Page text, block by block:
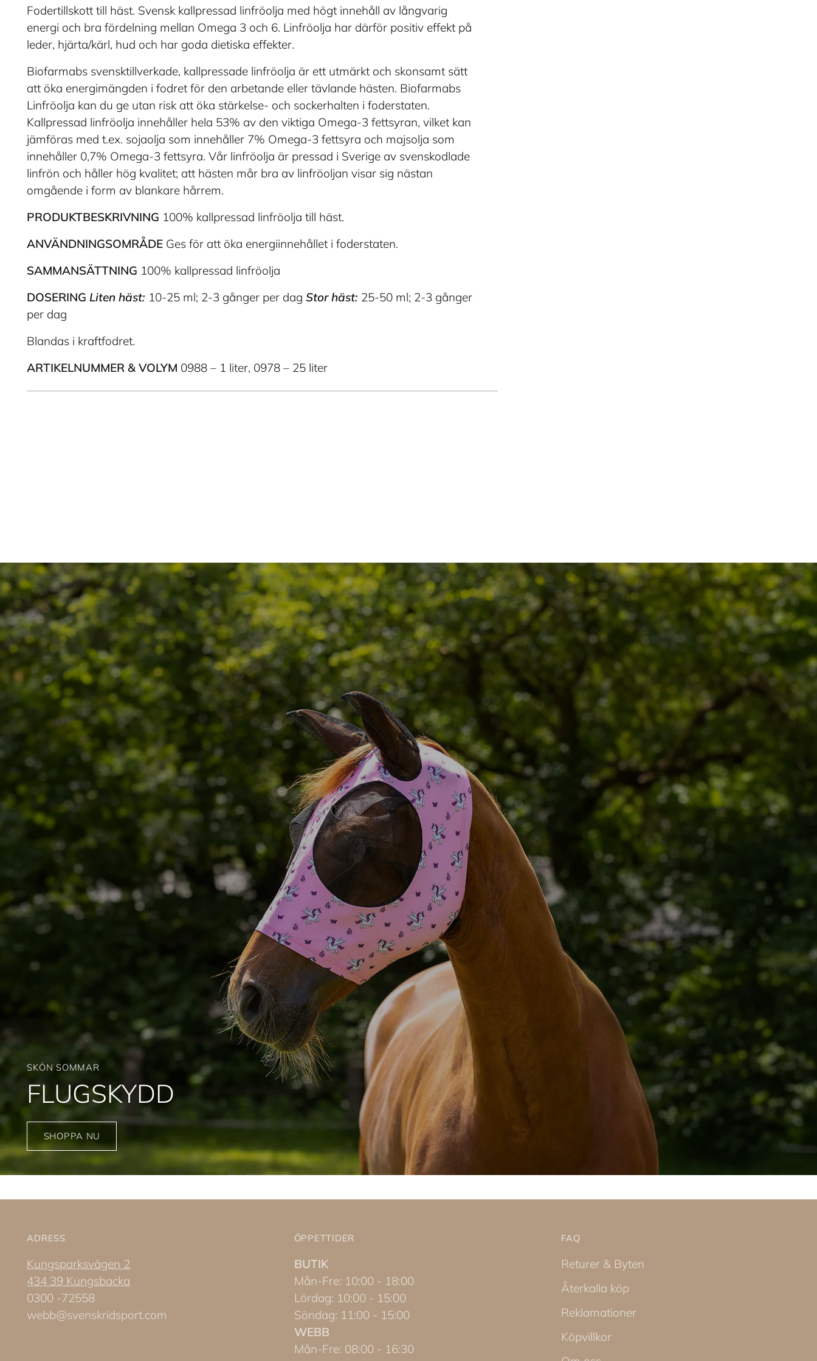
Fodertillskott till häst. Svensk kallpressad linfröolja med högt innehåll av långvarig
energi och bra fördelning mellan Omega 3 och 6. Linfröolja har därför positiv effekt på
leder, hjärta/kärl, hud och har goda dietiska effekter.
Biofarmabs svensktillverkade, kallpressade linfröolja är ett utmärkt och skonsamt sätt
att öka energimängden i fodret för den arbetande eller tävlande hästen. Biofarmabs
Linfröolja kan du ge utan risk att öka stärkelse- och sockerhalten i foderstaten.
Kallpressad linfröolja innehåller hela 53% av den viktiga Omega-3 fettsyran, vilket kan
jämföras med t.ex. sojaolja som innehåller 7% Omega-3 fettsyra och majsolja som
innehåller 0,7% Omega-3 fettsyra. Vår linfröolja är pressad i Sverige av svenskodlade
linfrön och håller hög kvalitet; att hästen mår bra av linfröoljan visar sig nästan
omgående i form av blankare hårrem.
PRODUKTBESKRIVNING 100% kallpressad linfröolja till häst.
ANVÄNDNINGSOMRÅDE Ges för att öka energiinnehållet i foderstaten.
SAMMANSÄTTNING 100% kallpressad linfröolja
DOSERING Liten häst: 10-25 ml; 2-3 gånger per dagStor häst: 25-50 ml; 2-3 gånger
per dag
Blandas i kraftfodret.
ARTIKELNUMMER & VOLYM 0988 – 1 liter, 0978 – 25 liter
SKÖN SOMMAR
FLUGSKYDD
SHOPPA NU
ADRESS
Kungsparksvägen 2
434 39 Kungsbacka
0300 -72558
webb@svenskridsport.com
ÖPPETTIDER
BUTIK
Mån-Fre: 10:00 - 18:00
Lördag: 10:00 - 15:00
Söndag: 11:00 - 15:00
WEBB
Mån-Fre: 08:00 - 16:30
FAQ
Returer & Byten
Återkalla köp
Reklamationer
Köpvillkor